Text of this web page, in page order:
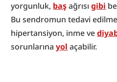
yorgunluk, baş ağrısı gibi
Bu sendromun tedavi
hipertansiyon, inme ve
sorunlarına yol açabilir.